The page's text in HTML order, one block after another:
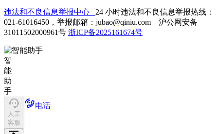
违法和不良信息举报中心 24 小时违法和不良信息举报热线：
021-61016450，举报邮箱：jubao@qiniu.com 沪公网安备
31011502000961号 浙ICP备2025161674号
智
能
助
手
人工
客服
电话